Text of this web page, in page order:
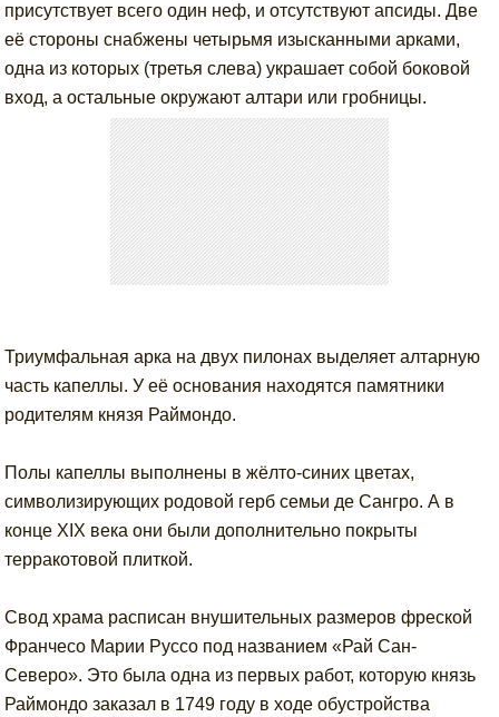
присутствует всего один неф, и отсутствуют апсиды. Две
её стороны снабжены четырьмя изысканными арками,
одна из которых (третья слева) украшает собой боковой
вход, а остальные окружают алтари или гробницы.
Триумфальная арка на двух пилонах выделяет алтарную
часть капеллы. У её основания находятся памятники
родителям князя Раймондо.
Полы капеллы выполнены в жёлто-синих цветах,
символизирующих родовой герб семьи де Сангро. А в
конце XIX века они были дополнительно покрыты
терракотовой плиткой.
Свод храма расписан внушительных размеров фреской
Франчесо Марии Руссо под названием «Рай Сан-
Северо». Это была одна из первых работ, которую князь
Раймондо заказал в 1749 году в ходе обустройства